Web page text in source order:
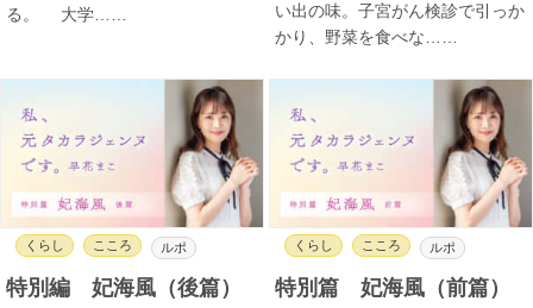
る。 大学……
い出の味。子宮がん検診で引っか
かり、野菜を食べな……
くらし こころ ルポ
特別編 妃海風（後篇）
くらし こころ ルポ
特別篇 妃海風（前篇）